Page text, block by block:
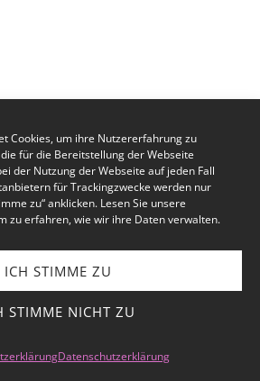
Cookies, um ihre Nutzererfahrung zu
für die Bereitstellung der Webseite
der Nutzung der Webseite auf jeden Fall
für Trackingzwecke werden nur
zu“ anklicken. Lesen Sie unsere
zu erfahren, wie wir ihre Daten verwalten.
ICH STIMME ZU
STIMME NICHT ZU
Datenschutzerklärung